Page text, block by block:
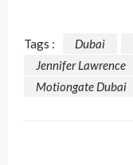
Tags : Dubai
Jennifer Lawrence
Motiongate Dubai